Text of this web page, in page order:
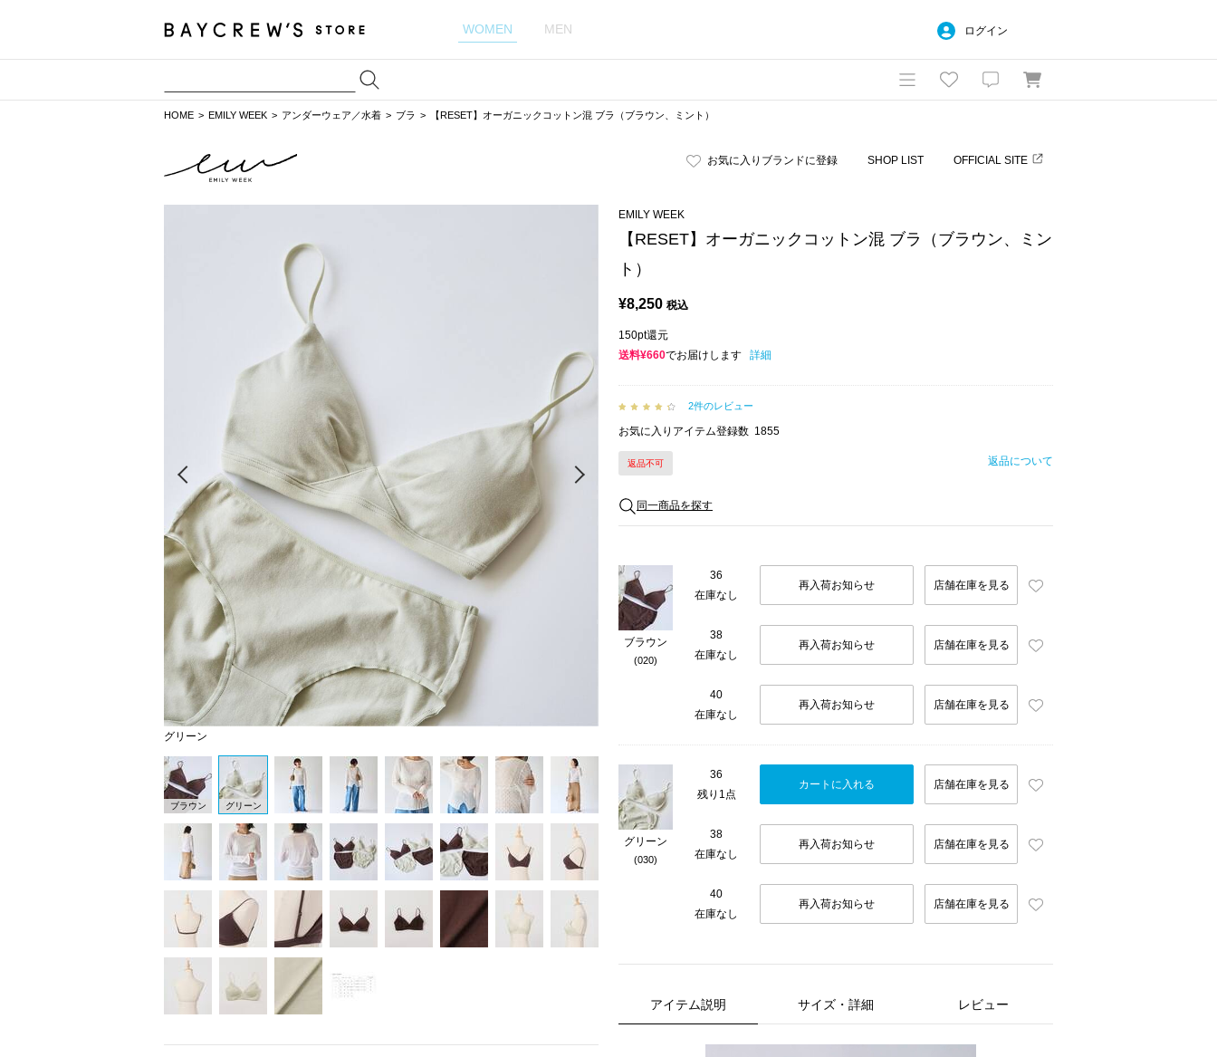
WOMEN MEN ログイン
HOME EMILY WEEK アンダーウェア／水着 ブラ 【RESET】オーガニックコットン混 ブラ（ブラウン、ミント）
お気に入りブランドに登録 SHOP LIST OFFICIAL SITE
グリーン
ブラウン グリーン
EMILY WEEK
【RESET】オーガニックコットン混 ブラ（ブラウン、ミン
ト）
¥8,250 税込
150pt還元
送料¥660でお届けします 詳細
2件のレビュー
お気に入りアイテム登録数 1855
返品不可 返品について
同一商品を探す
ブラウン
(020)
36
在庫なし
再入荷お知らせ 店舗在庫を見る
38
在庫なし
再入荷お知らせ 店舗在庫を見る
40
在庫なし
再入荷お知らせ 店舗在庫を見る
グリーン
(030)
36
残り1点
カートに入れる 店舗在庫を見る
38
在庫なし
再入荷お知らせ 店舗在庫を見る
40
在庫なし
再入荷お知らせ 店舗在庫を見る
アイテム説明 サイズ・詳細 レビュー